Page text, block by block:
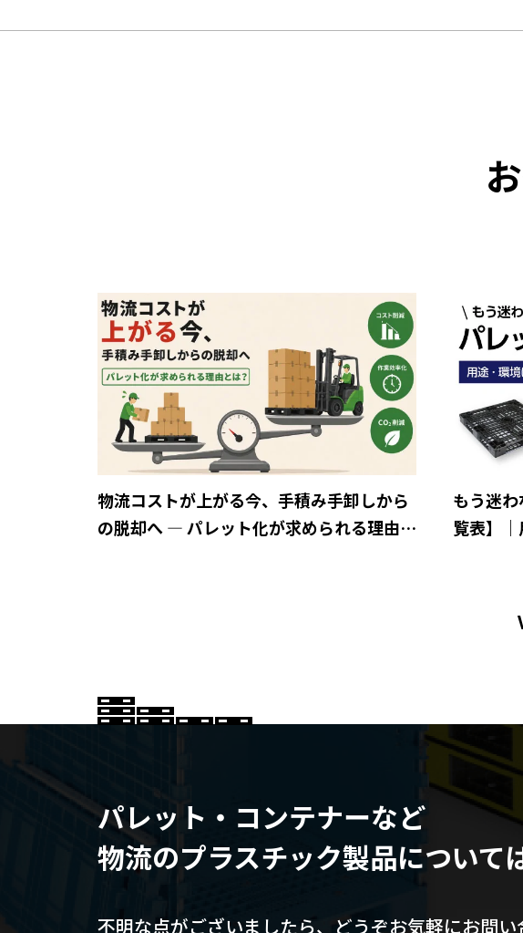
物流コストが上がる今、手積み手卸しから
の脱却へ ― パレット化が求められる理由と
もう迷
覧表】
パレット・コンテナーなど
物流のプラスチック製品について
不明な点がございましたら、 どうぞお気軽にお問い